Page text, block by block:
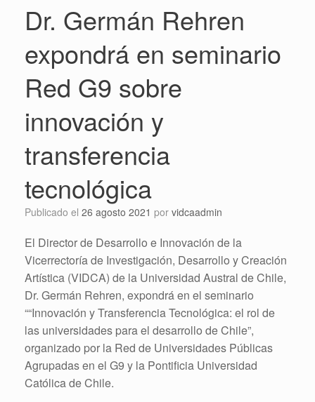
Dr. Germán Rehren
expondrá en seminario
Red G9 sobre
innovación y
transferencia
tecnológica
Publicado el 26 agosto 2021 por vidcaadmin
El Director de Desarrollo e Innovación de la
Vicerrectoría de Investigación, Desarrollo y Creación
Artística (VIDCA) de la Universidad Austral de Chile,
Dr. Germán Rehren, expondrá en el seminario
““Innovación y Transferencia Tecnológica: el rol de
las universidades para el desarrollo de Chile”,
organizado por la Red de Universidades Públicas
Agrupadas en el G9 y la Pontificia Universidad
Católica de Chile.